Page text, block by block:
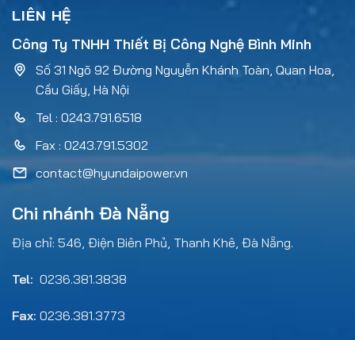
LIÊN HỆ
Công Ty TNHH Thiết Bị Công Nghệ Bình Minh
Số 31 Ngõ 92 Đường Nguyễn Khánh Toàn, Quan Hoa,
Cầu Giấy, Hà Nội
Tel : 0243.791.6518
Fax : 0243.791.5302
contact@hyundaipower.vn
Chi nhánh Đà Nẵng
Địa chỉ: 546, Điện Biên Phủ, Thanh Khê, Đà Nẵng.
Tel: 0236.381.3838
Fax: 0236.381.3773